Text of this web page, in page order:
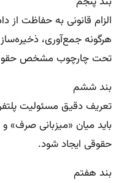
الزام قانونی به حفاظت
هرگونه جمع‌آوری،
تحت چارچوب مشخص حقوقی
بند ششم
تعریف دقیق مسئولیت
باید میان «میزبانی صرف»
حقوقی ایجاد شود.
بند هفتم